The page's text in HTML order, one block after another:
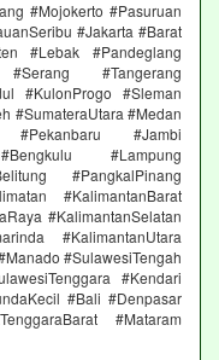
#Mojokerto #Pasuruan
#Jakarta #Barat
#Lebak #Pandeglang
#Tangerang
#KulonProgo #Sleman
#SumateraUtara #Medan
#Jambi
#Lampung
#PangkalPinang
#KalimantanBarat
#KalimantanSelatan
#KalimantanUtara
#SulawesiTengah
#Kendari
#Bali #Denpasar
#Mataram